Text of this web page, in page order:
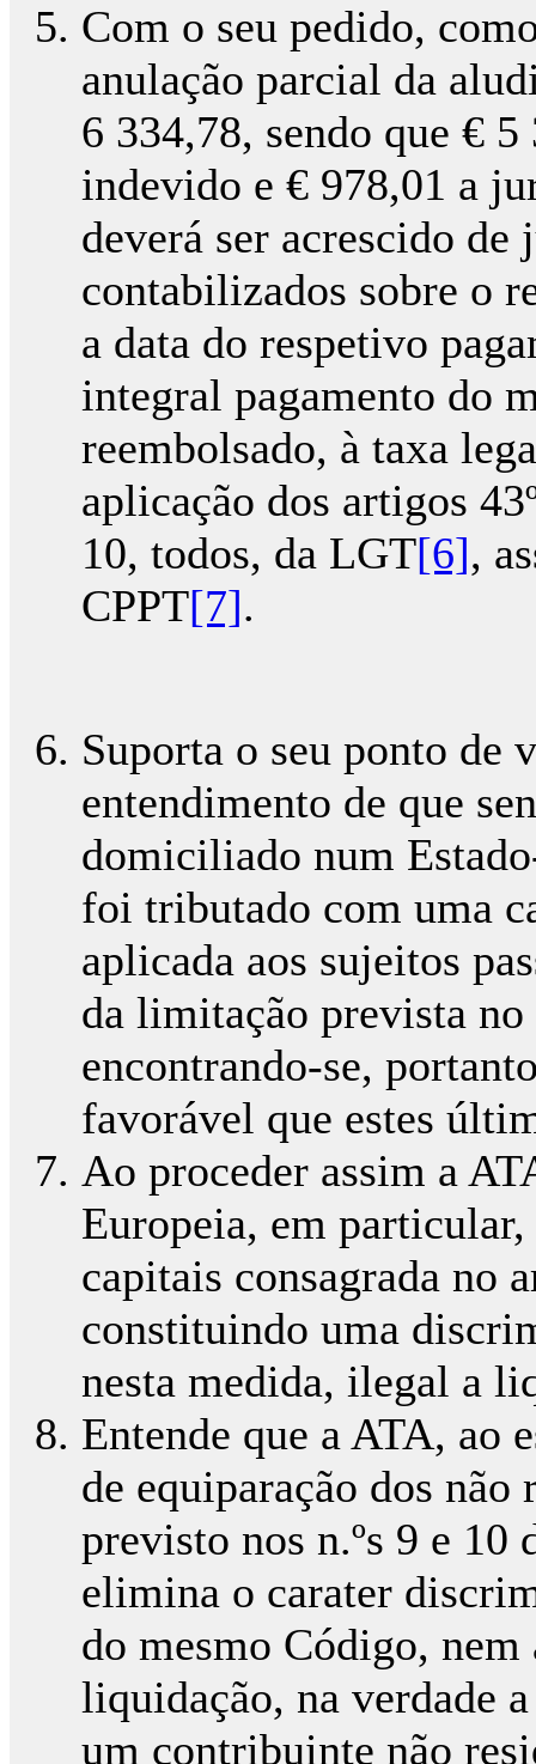
Com o seu pedido,
anulação parcial da
6 334,78, sendo que €
indevido e € 978,01 a
deverá ser acrescido
contabilizados sobre o
a data do respetivo
integral pagamento do
reembolsado, à taxa
aplicação dos artigos
10, todos, da LGT[6],
CPPT[7].
Suporta o seu ponto de
entendimento de que
domiciliado num
foi tributado com uma
aplicada aos sujeitos
da limitação prevista no
encontrando-se,
favorável que estes
Ao proceder assim a
Europeia, em
capitais consagrada no
constituindo uma
nesta medida, ilegal a
Entende que a ATA, ao
de equiparação dos não
previsto nos n.ºs 9 e 10
elimina o carater
do mesmo Código,
liquidação, na verdade
um contribuinte não